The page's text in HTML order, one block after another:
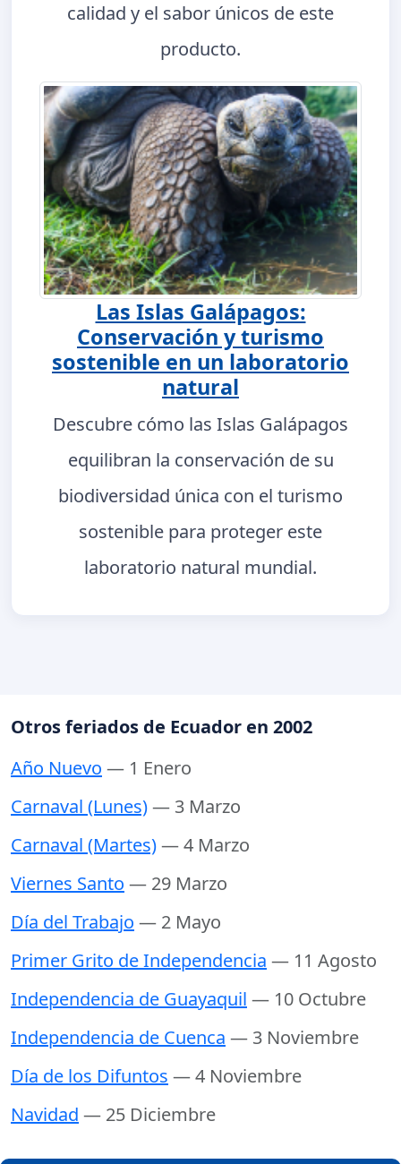
calidad y el sabor únicos de este
producto.
Las Islas Galápagos:
Conservación y turismo
sostenible en un laboratorio
natural
Descubre cómo las Islas Galápagos
equilibran la conservación de su
biodiversidad única con el turismo
sostenible para proteger este
laboratorio natural mundial.
Otros feriados de Ecuador en 2002
Año Nuevo — 1 Enero
Carnaval (Lunes)— 3 Marzo
Carnaval (Martes)— 4 Marzo
Viernes Santo — 29 Marzo
Día del Trabajo — 2 Mayo
Primer Grito de Independencia — 11 Agosto
Independencia de Guayaquil — 10 Octubre
Independencia de Cuenca — 3 Noviembre
Día de los Difuntos — 4 Noviembre
Navidad — 25 Diciembre